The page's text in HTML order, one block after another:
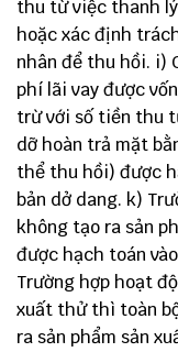
thu từ việc thanh
hoặc xác định
nhân để thu hồi. i)
phí lãi vay được
trừ với số tiền thu
dỡ hoàn trả mặt
thể thu hồi) được
bản dở dang. k)
không tạo ra sản
được hạch toán
Trường hợp hoạt
xuất thử thì toàn
ra sản phẩm sản